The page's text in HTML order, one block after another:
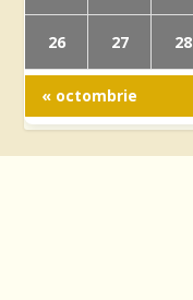
26 27 28
« octombrie